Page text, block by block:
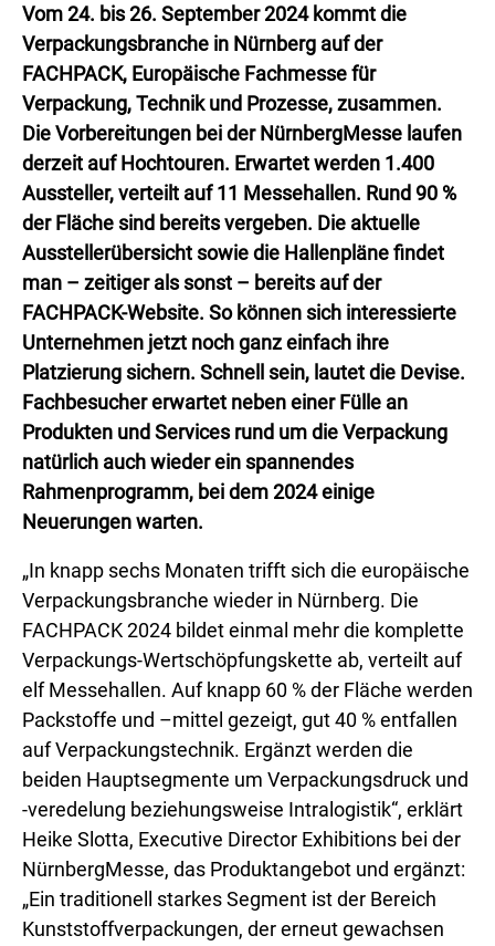
Vom 24. bis 26. September 2024 kommt die
Verpackungsbranche in Nürnberg auf der
FACHPACK, Europäische Fachmesse für
Verpackung, Technik und Prozesse, zusammen.
Die Vorbereitungen bei der NürnbergMesse laufen
derzeit auf Hochtouren. Erwartet werden 1.400
Aussteller, verteilt auf 11 Messehallen. Rund 90 %
der Fläche sind bereits vergeben. Die aktuelle
Ausstellerübersicht sowie die Hallenpläne findet
man – zeitiger als sonst – bereits auf der
FACHPACK-Website. So können sich interessierte
Unternehmen jetzt noch ganz einfach ihre
Platzierung sichern. Schnell sein, lautet die Devise.
Fachbesucher erwartet neben einer Fülle an
Produkten und Services rund um die Verpackung
natürlich auch wieder ein spannendes
Rahmenprogramm, bei dem 2024 einige
Neuerungen warten.
„In knapp sechs Monaten trifft sich die europäische
Verpackungsbranche wieder in Nürnberg. Die
FACHPACK 2024 bildet einmal mehr die komplette
Verpackungs-Wertschöpfungskette ab, verteilt auf
elf Messehallen. Auf knapp 60 % der Fläche werden
Packstoffe und –mittel gezeigt, gut 40 % entfallen
auf Verpackungstechnik. Ergänzt werden die
beiden Hauptsegmente um Verpackungsdruck und
-veredelung beziehungsweise Intralogistik“, erklärt
Heike Slotta, Executive Director Exhibitions bei der
NürnbergMesse, das Produktangebot und ergänzt:
„Ein traditionell starkes Segment ist der Bereich
Kunststoffverpackungen, der erneut gewachsen